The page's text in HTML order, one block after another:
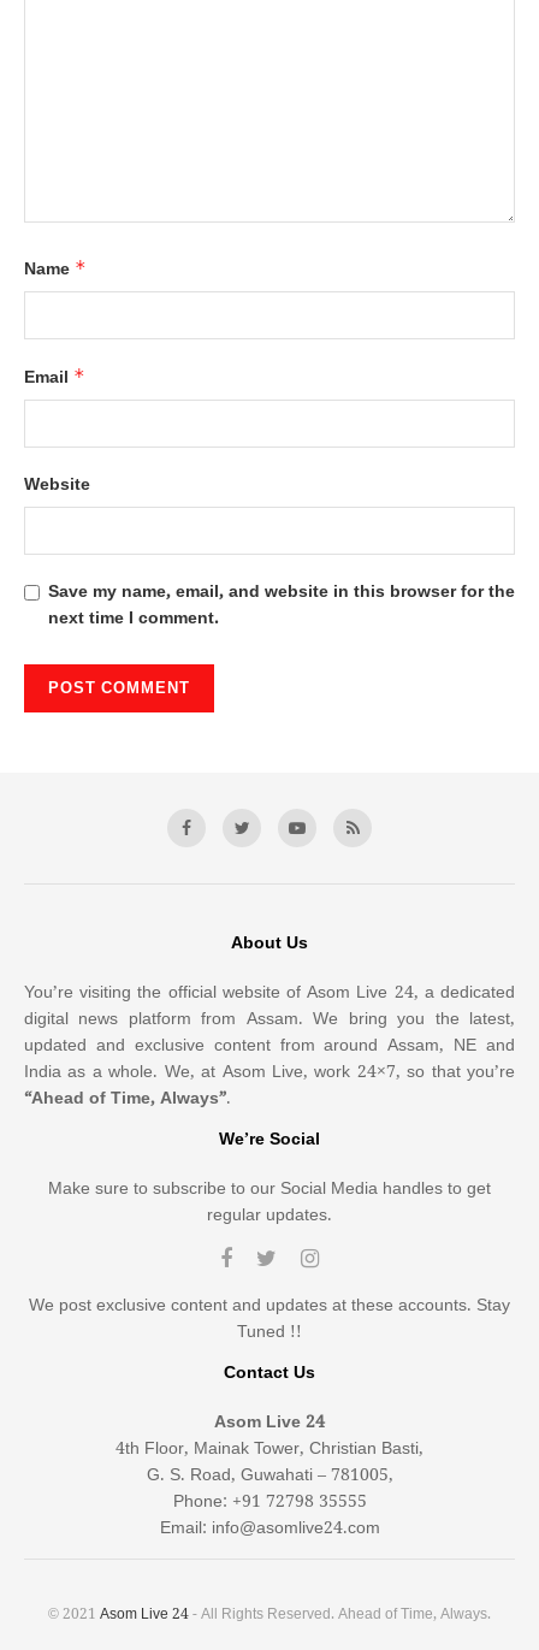
Name *
Email *
Website
Save my name, email, and website in this browser for the
next time I comment.
About Us
You’re visiting the official website of Asom Live 24, a dedicated
digital news platform from Assam. We bring you the latest,
updated and exclusive content from around Assam, NE and
India as a whole. We, at Asom Live, work 24×7, so that you’re
“Ahead of Time, Always”.
We’re Social
Make sure to subscribe to our Social Media handles to get
regular updates.
We post exclusive content and updates at these accounts. Stay
Tuned !!
Contact Us
Asom Live 24
4th Floor, Mainak Tower, Christian Basti,
G. S. Road, Guwahati – 781005,
Phone: +91 72798 35555
Email: info@asomlive24.com
© 2021 Asom Live 24- All Rights Reserved. Ahead of Time, Always.